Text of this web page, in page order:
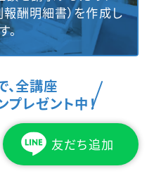
報酬明細書）を作成し
。
全講座
レゼント中！
友だち追加